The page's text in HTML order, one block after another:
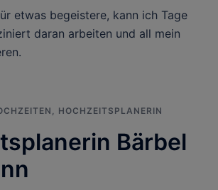
etwas begeistere, kann ich Tage
daran arbeiten und all mein
HOCHZEITSPLANERIN
Bärbel